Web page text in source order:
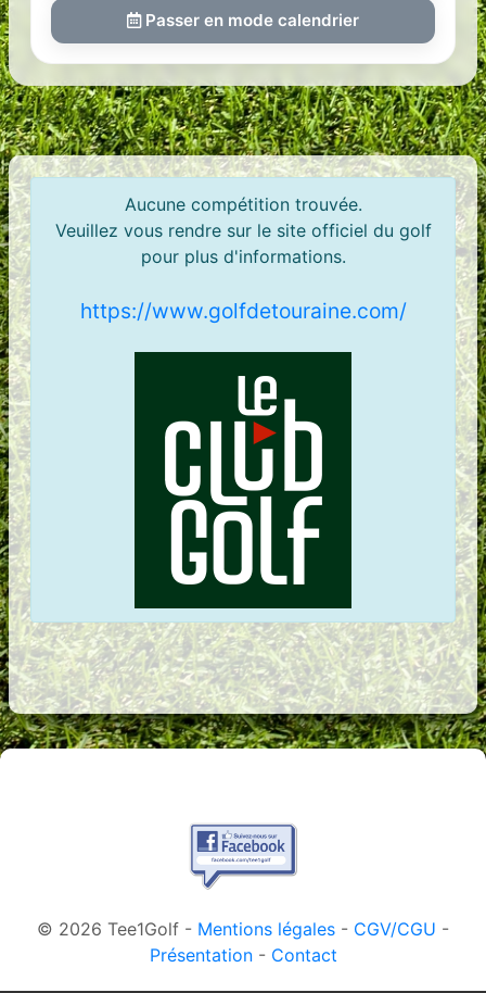
Passer en mode calendrier
Aucune compétition trouvée.
Veuillez vous rendre sur le site officiel du golf
pour plus d'informations.
https://www.golfdetouraine.com/
© 2026 Tee1Golf - Mentions légales - CGV/CGU -
Présentation- Contact